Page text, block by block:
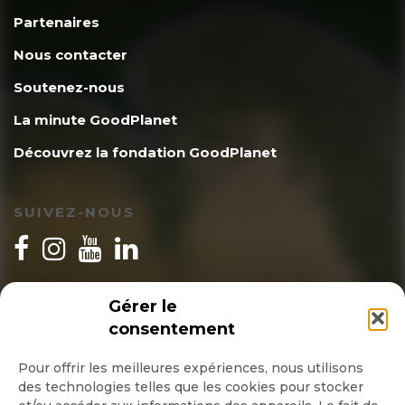
Gérer le
consentement
Pour offrir les meilleures expériences, nous utilisons
des technologies telles que les cookies pour stocker
Partenaires
Nous contacter
Soutenez-nous
La minute GoodPlanet
Découvrez la fondation GoodPlanet
SUIVEZ-NOUS
INSCRIPTION NEWSLETTER
Quotidienne